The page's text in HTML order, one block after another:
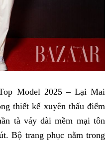
Model 2025 – Lại Mai
thiết kế xuyên thấu điểm
tà váy dài mềm mại tôn
Bộ trang phục nằm trong